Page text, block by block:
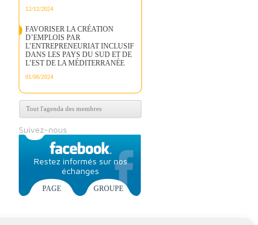
12/12/2024
FAVORISER LA CRÉATION
D’EMPLOIS PAR
L’ENTREPRENEURIAT INCLUSIF
DANS LES PAYS DU SUD ET DE
L’EST DE LA MÉDITERRANÉE
01/06/2024
Tout l'agenda des membres
Suivez-nous
Restez informés sur nos
échanges
PAGE GROUPE